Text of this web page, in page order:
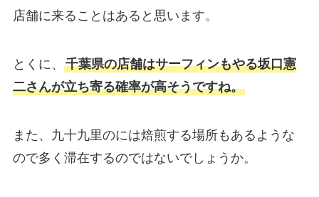
店舗に来ることはあると思います。
とくに、 千葉県の店舗はサーフィンもやる坂口憲
二さんが立ち寄る確率が高そうですね。
また、九十九里のには焙煎する場所もあるような
ので多く滞在するのではないでしょうか。